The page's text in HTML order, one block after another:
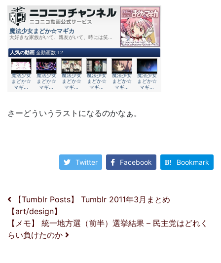
さーどういうラストになるのかなぁ。
Twitter Facebook Bookmark
投稿ナビゲーション
【Tumblr Posts】 Tumblr 2011年3月まとめ
【art/design】
【メモ】 統一地方選（前半）選挙結果 – 民主党はどれく
らい負けたのか